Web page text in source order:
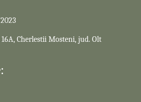
Cherlestii Mosteni, jud. Olt